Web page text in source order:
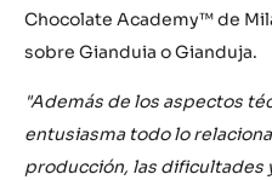
Chocolate Academy™ de
sobre Gianduia o Gianduja.
"Además de los aspectos
entusiasma todo lo
producción, las dificultades